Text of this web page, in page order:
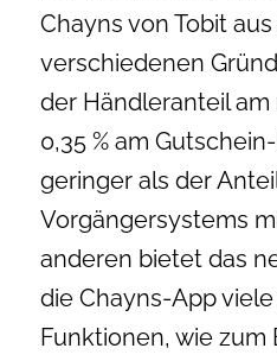
Chayns von Tobit
verschiedenen
der Händleranteil
0,35 % am
geringer als der
Vorgängersystems
anderen bietet das
die Chayns-App
Funktionen, wie zum